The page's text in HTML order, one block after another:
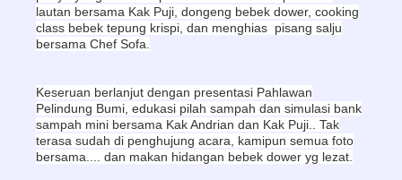
lautan bersama Kak Puji, dongeng bebek dower, cooking
class bebek tepung krispi, dan menghias pisang salju
bersama Chef Sofa.
Keseruan berlanjut dengan presentasi Pahlawan
Pelindung Bumi, edukasi pilah sampah dan simulasi bank
sampah mini bersama Kak Andrian dan Kak Puji.. Tak
terasa sudah di penghujung acara, kamipun semua foto
bersama.... dan makan hidangan bebek dower yg lezat.